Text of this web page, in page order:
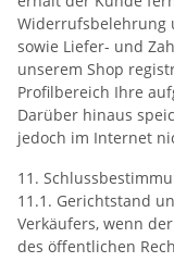
Widerrufsbelehrung
sowie Liefer- und
unserem Shop
Profilbereich Ihre
Darüber hinaus
jedoch im Internet
11.
11.1. Gerichtstand
Verkäufers, wenn
des öffentlichen